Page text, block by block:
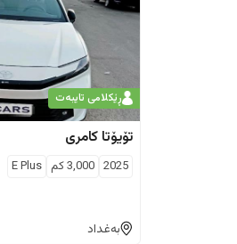
ڕێکلامی تایبەت
تۆیۆتا کامری
2025
3,000كم E Plus
بەغداد